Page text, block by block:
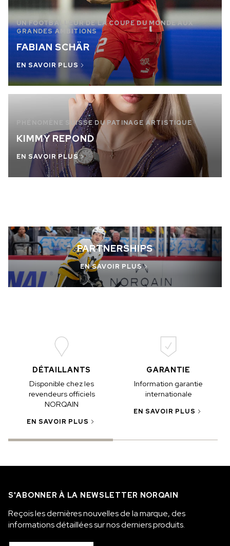
UN FOOTBALLEUR DE LA COUPE DU MONDE AUX
GRANDES AMBITIONS
FABIAN SCHÄR
EN SAVOIR PLUS
PHÉNOMÈNE SUISSE DU PATINAGE ARTISTIQUE
KIMMY REPOND
EN SAVOIR PLUS
PARTNERSHIPS
EN SAVOIR PLUS
DÉTAILLANTS
Disponible chez les
revendeurs officiels
NORQAIN
EN SAVOIR PLUS
GARANTIE
Information garantie
internationale
EN SAVOIR PLUS
S'ABONNER À LA NEWSLETTER NORQAIN
Reçois les dernières nouvelles de la marque, des
informations détaillées sur nos derniers produits.